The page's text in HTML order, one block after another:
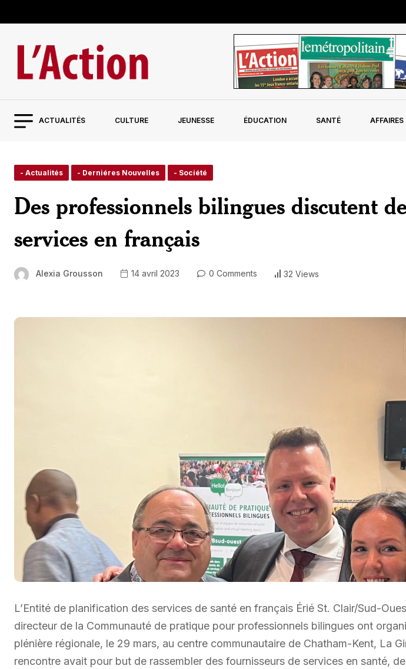
ACTUALITÉS CULTURE JEUNESSE ÉDUCATION SANTÉ AFFAIRES
- Actualités - Derniéres Nouvelles - Société
Des professionnels bilingues discutent
services en français
Alexia Grousson 14 avril 2023 0 Comments 32 Views
L’Entité de planification des services de santé en français Érié St. Clair/Sud-
directeur de la Communauté de pratique pour professionnels bilingues ont
plénière régionale, le 29 mars, au centre communautaire de Chatham-Kent, La
rencontre avait pour but de rassembler des fournisseurs de services en santé,